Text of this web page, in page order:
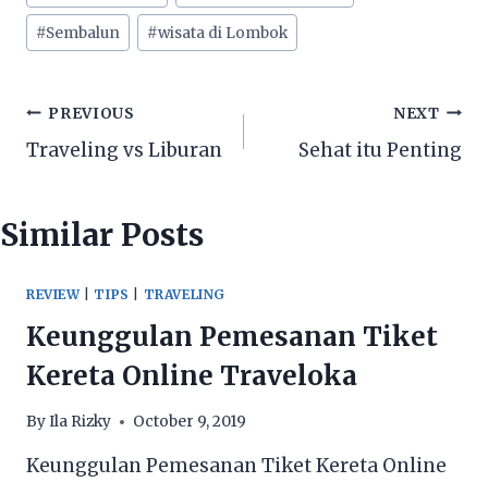
#Sembalun #wisata di Lombok
Post
navigation
PREVIOUS
Traveling vs Liburan
NEXT
Sehat itu Penting
Similar Posts
REVIEW| TIPS TRAVELING
Keunggulan Pemesanan Tiket
Kereta Online Traveloka
ByIla Rizky October 9, 2019
Keunggulan Pemesanan Tiket Kereta Online